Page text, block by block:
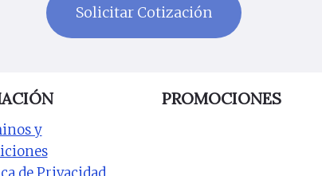
y
de Privacidad
PROMOCIONES